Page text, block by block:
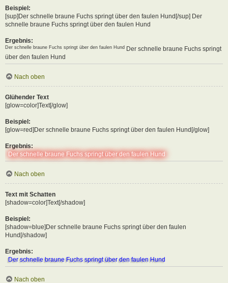
Beispiel:
[sup]Der schnelle braune Fuchs springt über den faulen Hund[/sup] Der
schnelle braune Fuchs springt über den faulen Hund
Ergebnis:
Der schnelle braune Fuchs springt über den faulen Hund Der schnelle braune Fuchs springt
über den faulen Hund
Nach oben
Glühender Text
[glow=color]Text[/glow]
Beispiel:
[glow=red]Der schnelle braune Fuchs springt über den faulen Hund[/glow]
Ergebnis:
Der schnelle braune Fuchs springt über den faulen Hund
Nach oben
Text mit Schatten
[shadow=color]Text[/shadow]
Beispiel:
[shadow=blue]Der schnelle braune Fuchs springt über den faulen
Hund[/shadow]
Ergebnis:
Der schnelle braune Fuchs springt über den faulen Hund
Nach oben